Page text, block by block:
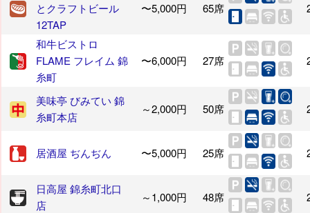
とクラフトビール
12TAP
〜5,000円 65席
和牛ビストロ
FLAME フレイム 錦
糸町
〜6,000円 27席
美味亭 びみてい 錦
糸町本店
～2,000円 50席
居酒屋 ぢんぢん 〜5,000円 25席
日高屋 錦糸町北口
店
～1,000円 48席